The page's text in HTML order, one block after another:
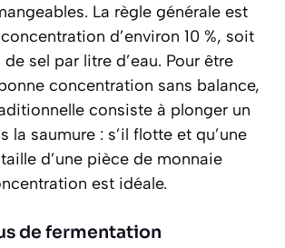
La règle générale est
d’environ 10 %, soit
sel par litre d’eau. Pour être
concentration sans balance,
consiste à plonger un
saumure : s’il flotte et qu’une
d’une pièce de monnaie
est idéale.
de fermentation